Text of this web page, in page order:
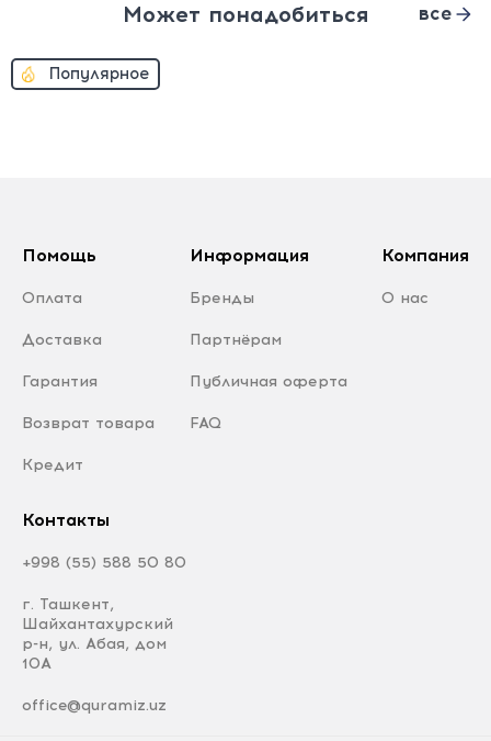
Может понадобиться все
Популярное
Помощь
Оплата
Доставка
Гарантия
Возврат товара
Кредит
Информация
Бренды
Партнёрам
Публичная оферта
FAQ
Компания
О нас
Контакты
+998 (55) 588 50 80
г. Ташкент,
Шайхантахурский
р-н, ул. Абая, дом
10А
office@quramiz.uz